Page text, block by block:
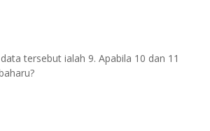
tersebut ialah 9. Apabila 10 dan 11